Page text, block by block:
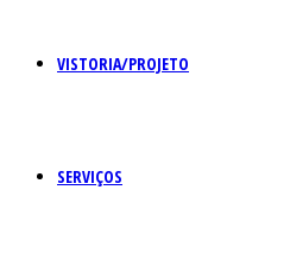
VISTORIA/PROJETO
SERVIÇOS